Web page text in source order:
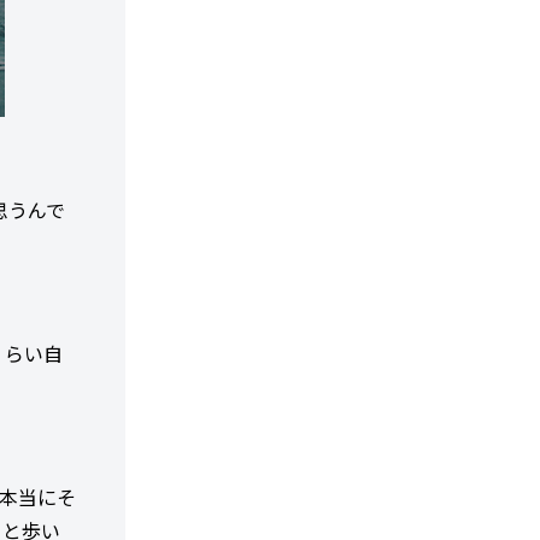
うんで
い自
当にそ
歩い